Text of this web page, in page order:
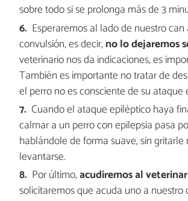
sobre todo si se prolonga más de 3
Esperaremos al lado de nuestro
convulsión, es decir,no lo dejaremos
veterinario nos da indicaciones, es
También es importante no tratar de
el perro no es consciente de su ataque
Cuando el ataque epiléptico haya
calmar a un perro con epilepsia pasa
hablándole de forma suave, sin gritarle
levantarse.
Por último,acudiremos al
solicitaremos que acuda uno a nuestro